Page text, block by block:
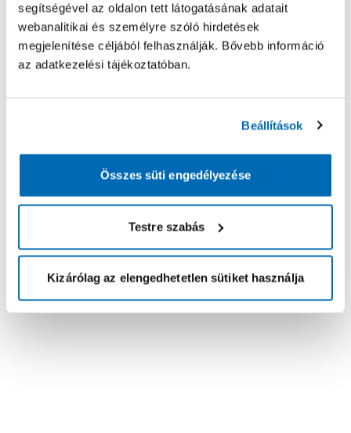
segítségével az oldalon tett látogatásának adatait
webanalitikai és személyre szóló hirdetések
megjelenítése céljából felhasználják. Bővebb információ
az adatkezelési tájékoztatóban.
Beállítások
Összes süti engedélyezése
Testre szabás
Kizárólag az elengedhetetlen sütiket használja